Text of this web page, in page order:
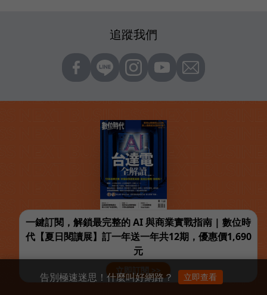
追蹤我們
一鍵訂閱，解鎖最完整的 AI 與商業實戰指南 | 數位時
代【夏日閱讀展】訂一年送一年共12期，優惠價1,690
元
立即訂閱 >>
告別極速迷思！什麼叫好網路？ 立即查看